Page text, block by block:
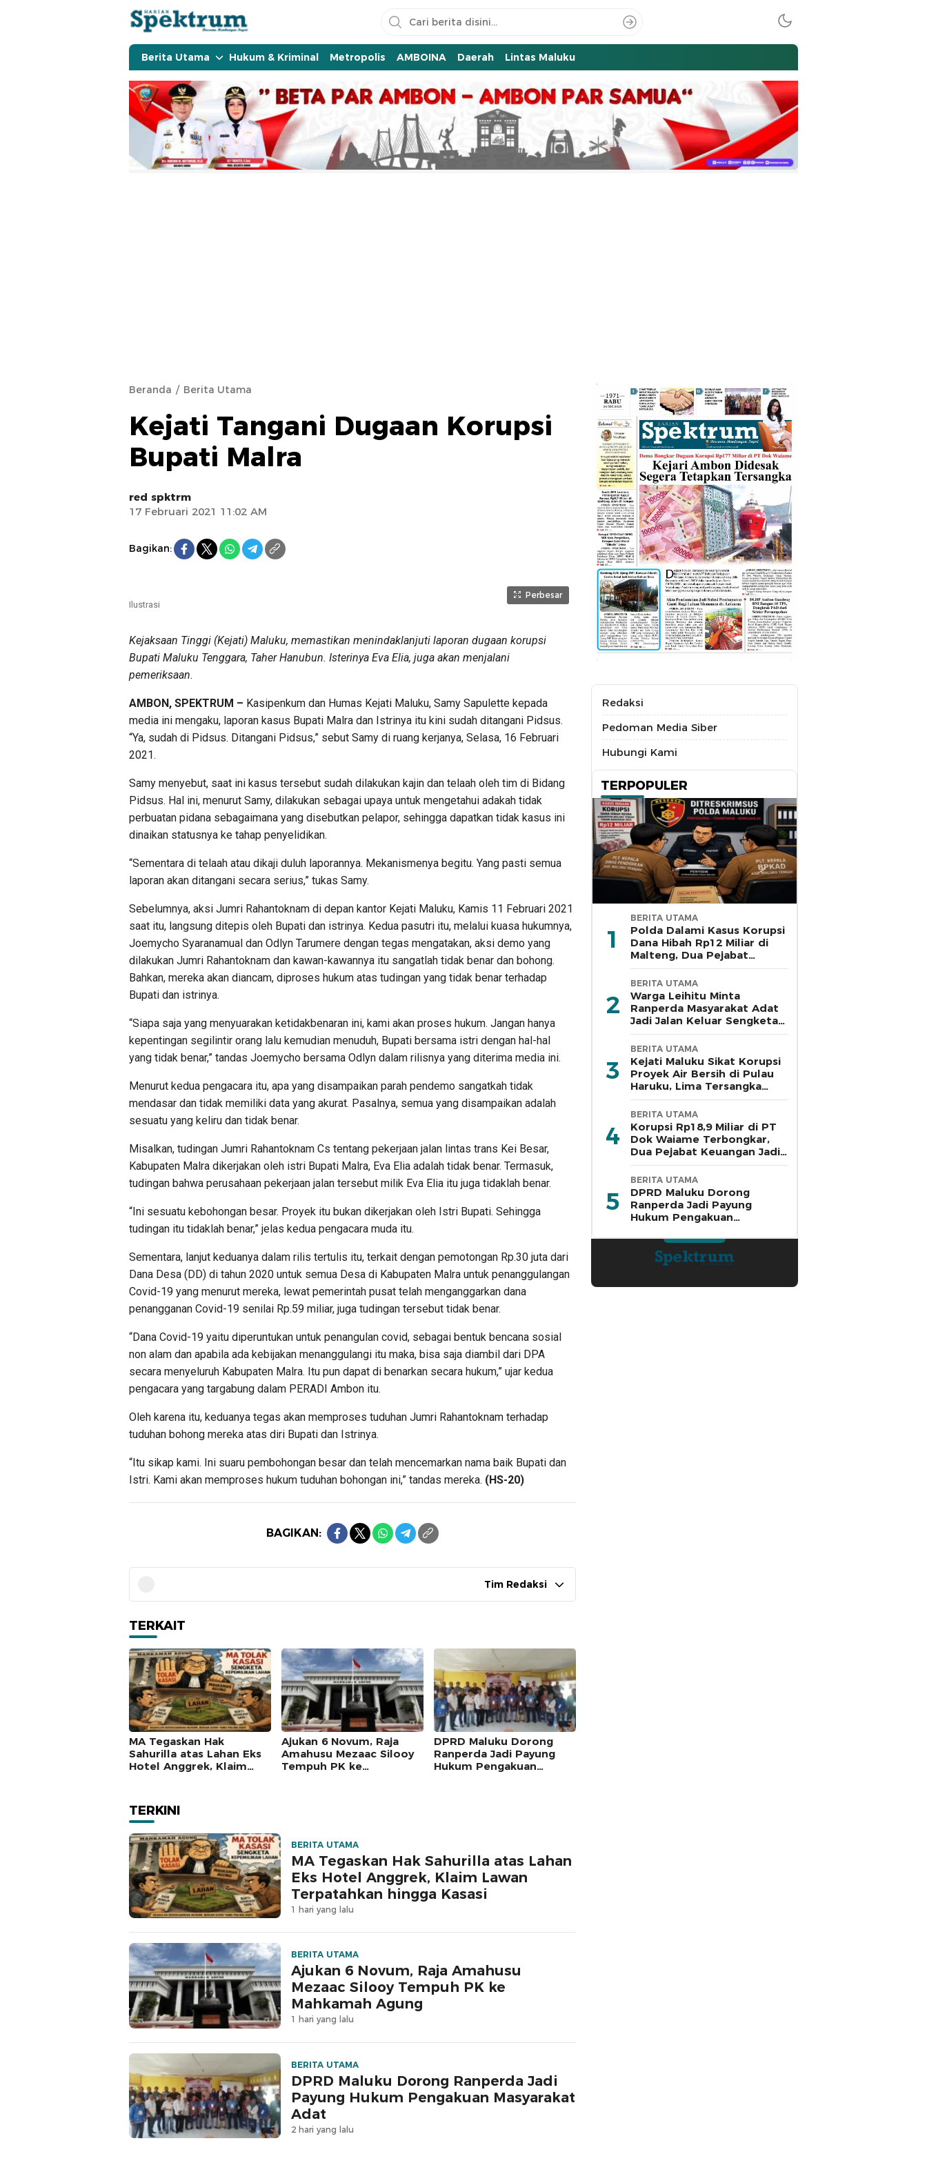
spektrumonline.com
Berita Utama Hukum & Kriminal Metropolis AMBOINA Daerah Lintas Maluku
Beranda Berita Utama
Kejati Tangani Dugaan Korupsi
Bupati Malra
red spktrm
17 Februari 2021 11:02 AM
Bagikan:
Perbesar
Ilustrasi
Kejaksaan Tinggi (Kejati) Maluku, memastikan menindaklanjuti laporan dugaan korupsi
Bupati Maluku Tenggara, Taher Hanubun. Isterinya Eva Elia, juga akan menjalani
pemeriksaan.
AMBON, SPEKTRUM – Kasipenkum dan Humas Kejati Maluku, Samy Sapulette kepada
media ini mengaku, laporan kasus Bupati Malra dan Istrinya itu kini sudah ditangani Pidsus.
“Ya, sudah di Pidsus. Ditangani Pidsus,” sebut Samy di ruang kerjanya, Selasa, 16 Februari
2021.
Samy menyebut, saat ini kasus tersebut sudah dilakukan kajin dan telaah oleh tim di Bidang
Pidsus. Hal ini, menurut Samy, dilakukan sebagai upaya untuk mengetahui adakah tidak
perbuatan pidana sebagaimana yang disebutkan pelapor, sehingga dapatkan tidak kasus ini
dinaikan statusnya ke tahap penyelidikan.
“Sementara di telaah atau dikaji duluh laporannya. Mekanismenya begitu. Yang pasti semua
laporan akan ditangani secara serius,” tukas Samy.
Sebelumnya, aksi Jumri Rahantoknam di depan kantor Kejati Maluku, Kamis 11 Februari 2021
saat itu, langsung ditepis oleh Bupati dan istrinya. Kedua pasutri itu, melalui kuasa hukumnya,
Joemycho Syaranamual dan Odlyn Tarumere dengan tegas mengatakan, aksi demo yang
dilakukan Jumri Rahantoknam dan kawan-kawannya itu sangatlah tidak benar dan bohong.
Bahkan, mereka akan diancam, diproses hukum atas tudingan yang tidak benar terhadap
Bupati dan istrinya.
“Siapa saja yang menyuarakan ketidakbenaran ini, kami akan proses hukum. Jangan hanya
kepentingan segilintir orang lalu kemudian menuduh, Bupati bersama istri dengan hal-hal
yang tidak benar,” tandas Joemycho bersama Odlyn dalam rilisnya yang diterima media ini.
Menurut kedua pengacara itu, apa yang disampaikan parah pendemo sangatkah tidak
mendasar dan tidak memiliki data yang akurat. Pasalnya, semua yang disampaikan adalah
sesuatu yang keliru dan tidak benar.
Misalkan, tudingan Jumri Rahantoknam Cs tentang pekerjaan jalan lintas trans Kei Besar,
Kabupaten Malra dikerjakan oleh istri Bupati Malra, Eva Elia adalah tidak benar. Termasuk,
tudingan bahwa perusahaan pekerjaan jalan tersebut milik Eva Elia itu juga tidaklah benar.
“Ini sesuatu kebohongan besar. Proyek itu bukan dikerjakan oleh Istri Bupati. Sehingga
tudingan itu tidaklah benar,” jelas kedua pengacara muda itu.
Sementara, lanjut keduanya dalam rilis tertulis itu, terkait dengan pemotongan Rp.30 juta dari
Dana Desa (DD) di tahun 2020 untuk semua Desa di Kabupaten Malra untuk penanggulangan
Covid-19 yang menurut mereka, lewat pemerintah pusat telah menganggarkan dana
penangganan Covid-19 senilai Rp.59 miliar, juga tudingan tersebut tidak benar.
“Dana Covid-19 yaitu diperuntukan untuk penangulan covid, sebagai bentuk bencana sosial
non alam dan apabila ada kebijakan menanggulangi itu maka, bisa saja diambil dari DPA
secara menyeluruh Kabupaten Malra. Itu pun dapat di benarkan secara hukum,” ujar kedua
pengacara yang targabung dalam PERADI Ambon itu.
Oleh karena itu, keduanya tegas akan memproses tuduhan Jumri Rahantoknam terhadap
tuduhan bohong mereka atas diri Bupati dan Istrinya.
“Itu sikap kami. Ini suaru pembohongan besar dan telah mencemarkan nama baik Bupati dan
Istri. Kami akan memproses hukum tuduhan bohongan ini,” tandas mereka. (HS-20)
BAGIKAN:
Tim Redaksi
TERKAIT
MA Tegaskan Hak
Sahurilla atas Lahan Eks
Hotel Anggrek, Klaim
Ajukan 6 Novum, Raja
Amahusu Mezaac Silooy
Tempuh PK ke
DPRD Maluku Dorong
Ranperda Jadi Payung
Hukum Pengakuan
TERKINI
BERITA UTAMA
MA Tegaskan Hak Sahurilla atas Lahan
Eks Hotel Anggrek, Klaim Lawan
Terpatahkan hingga Kasasi
1 hari yang lalu
BERITA UTAMA
Ajukan 6 Novum, Raja Amahusu
Mezaac Silooy Tempuh PK ke
Mahkamah Agung
1 hari yang lalu
BERITA UTAMA
DPRD Maluku Dorong Ranperda Jadi
Payung Hukum Pengakuan Masyarakat
Adat
2 hari yang lalu
Redaksi
Pedoman Media Siber
Hubungi Kami
TERPOPULER
1
BERITA UTAMA
Polda Dalami Kasus Korupsi
Dana Hibah Rp12 Miliar di
Malteng, Dua Pejabat
Pemkab Diperiksa
2
BERITA UTAMA
Warga Leihitu Minta
Ranperda Masyarakat Adat
Jadi Jalan Keluar Sengketa
Enam Dusun Tanjung Sial
3
BERITA UTAMA
Kejati Maluku Sikat Korupsi
Proyek Air Bersih di Pulau
Haruku, Lima Tersangka
Ditahan
4
BERITA UTAMA
Korupsi Rp18,9 Miliar di PT
Dok Waiame Terbongkar,
Dua Pejabat Keuangan Jadi
Tersangka
5
BERITA UTAMA
DPRD Maluku Dorong
Ranperda Jadi Payung
Hukum Pengakuan